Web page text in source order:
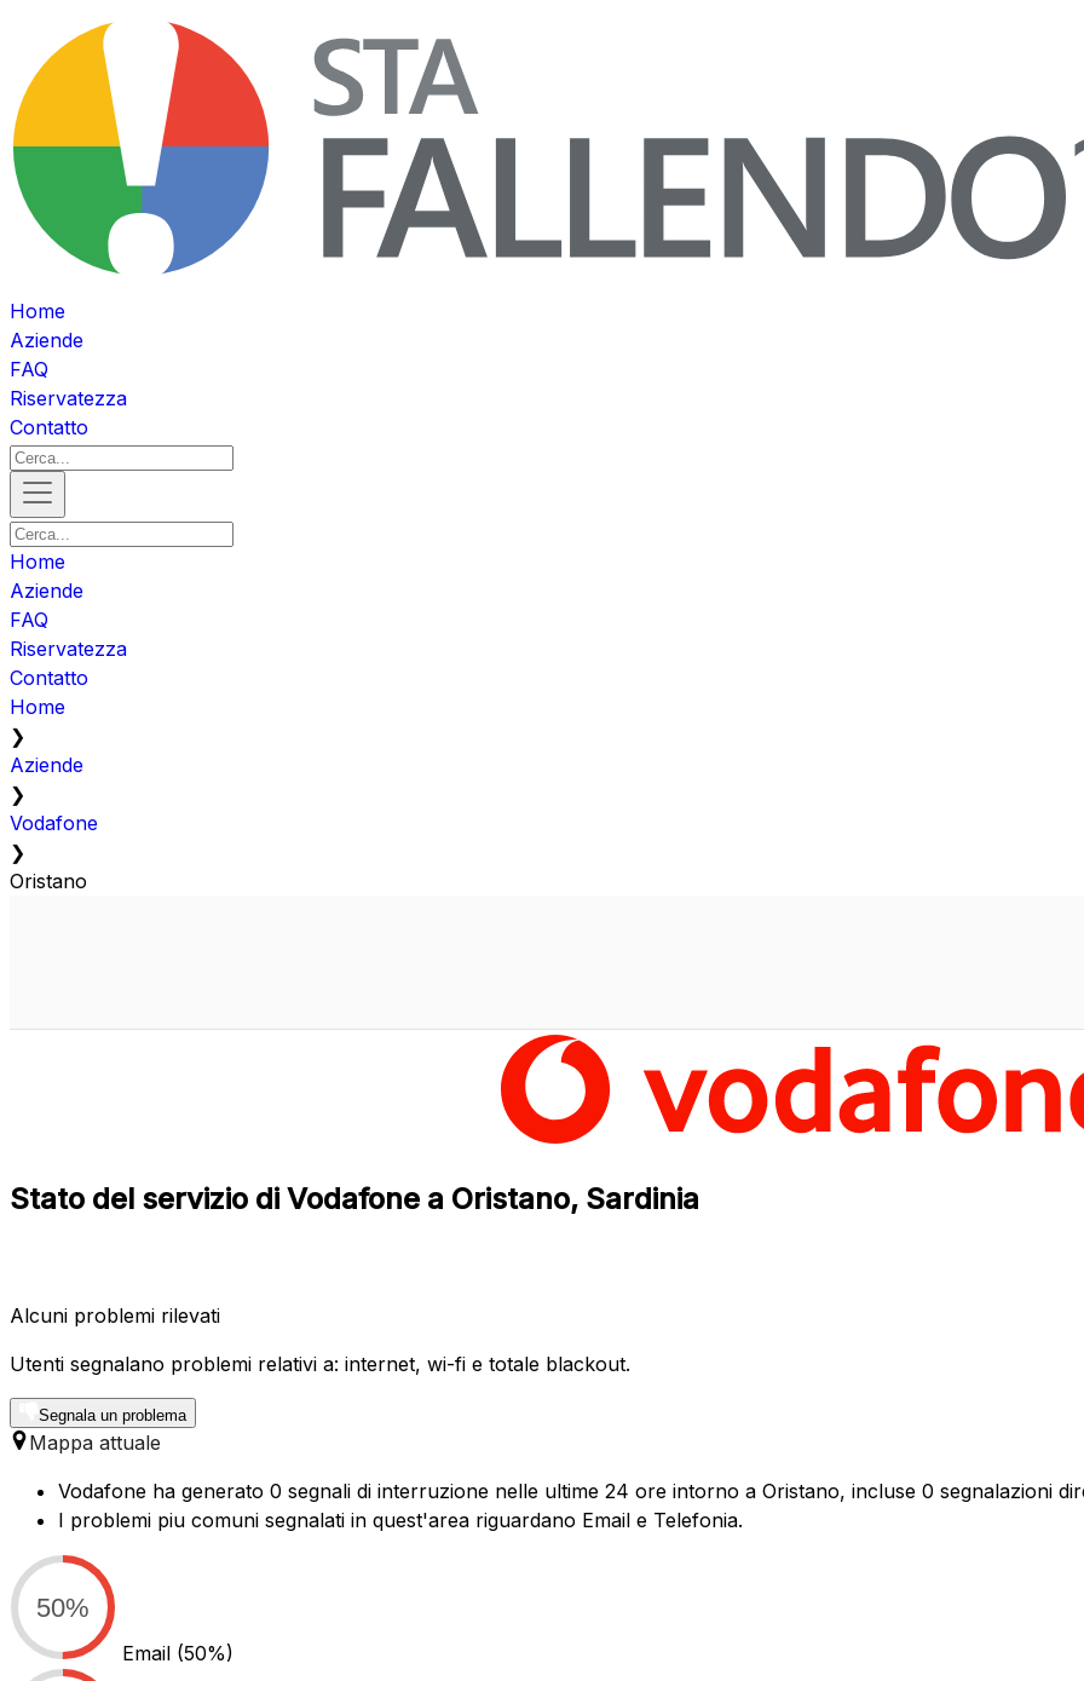
Home
Aziende
FAQ
Riservatezza
Contatto
Home
Aziende
FAQ
Riservatezza
Contatto
Home
❯
Aziende
❯
Vodafone
❯
Oristano
Stato del servizio di Vodafone a Oristano, Sardinia
Alcuni problemi rilevati
Utenti segnalano problemi relativi a: internet, wi-fi e totale blackout.
Segnala un problema
Mappa attuale
Vodafone ha generato 0 segnali di interruzione nelle ultime 24 ore intorno a Oristano, incluse 0 segnalazioni
I problemi piu comuni segnalati in quest'area riguardano Email e Telefonia.
50%
Email (50%)